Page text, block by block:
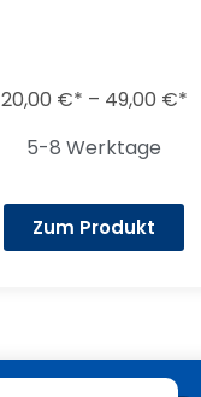
20,00 € – 49,00 €
5-8 Werktage
Zum Produkt